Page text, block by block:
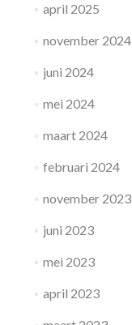
april 2025
november 2024
juni 2024
mei 2024
maart 2024
februari 2024
november 2023
juni 2023
mei 2023
april 2023